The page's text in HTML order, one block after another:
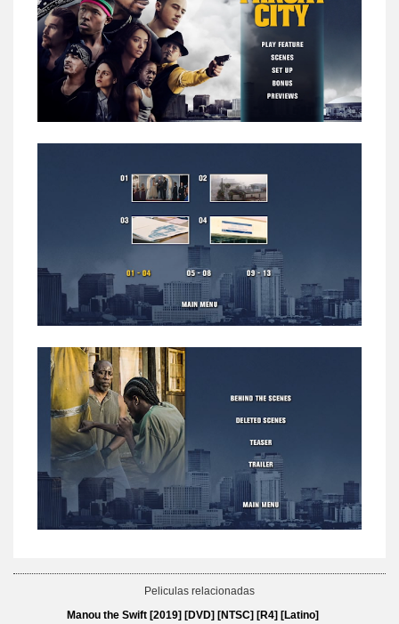
Peliculas relacionadas
Manou the Swift [2019] [DVD] [NTSC] [R4] [Latino]